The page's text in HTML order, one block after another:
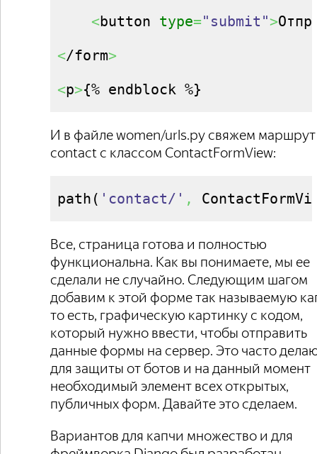
<button type="submit">
</form>
<p>{% endblock %}
И в файле women/urls.py свяжем маршрут
contact с классом ContactFormView:
path ( 'contact/' ,
Все, страница готова и полностью
функциональна. Как вы понимаете, мы ее
сделали не случайно. Следующим шагом
добавим к этой форме так называемую
то есть, графическую картинку с кодом,
который нужно ввести, чтобы отправить
данные формы на сервер. Это часто
для защиты от ботов и на данный момент
необходимый элемент всех открытых,
публичных форм. Давайте это сделаем.
Вариантов для капчи множество и для